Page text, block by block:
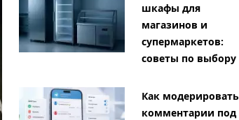
шкафы для
магазинов и
супермаркетов:
советы по выбору
Как модерировать
комментарии под